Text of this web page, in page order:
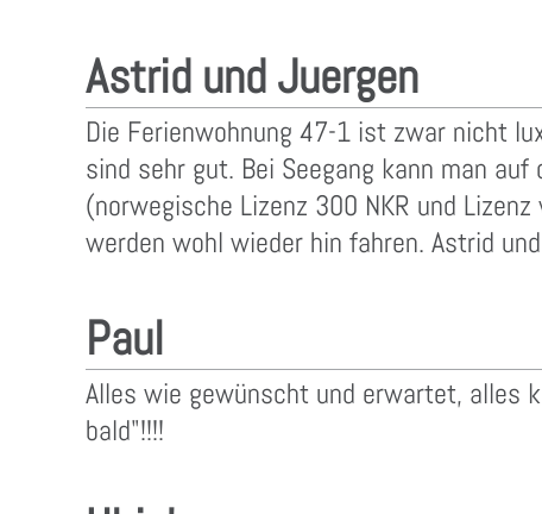
Astrid und Juergen
Die Ferienwohnung 47-1 ist zwar nicht
sind sehr gut. Bei Seegang kann man
(norwegische Lizenz 300 NKR und
werden wohl wieder hin fahren. Astrid
Paul
Alles wie gewünscht und erwartet, alles
bald"!!!!